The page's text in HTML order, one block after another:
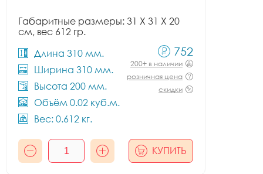
Габаритные размеры: 31 X 31 X 20
см, вес 612 гр.
Длина 310 мм.
Ширина 310 мм.
Высота 200 мм.
Объём 0.02 куб.м.
Вес: 0.612 кг.
752
200+ в наличии
розничная цена
скидки
КУПИТЬ